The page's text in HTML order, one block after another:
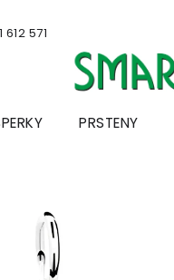
571
PRSTENY